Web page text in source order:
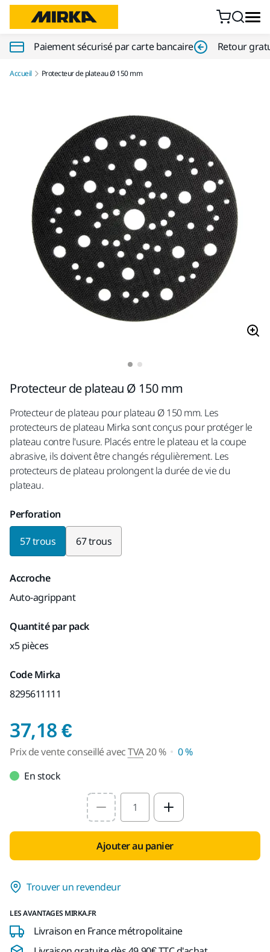
Paiement sécurisé par carte bancaire Retour
Accueil Protecteur de plateau Ø 150 mm
Protecteur de plateau Ø 150 mm
Protecteur de plateau pour plateau Ø 150 mm. Les
protecteurs de plateau Mirka sont conçus pour protéger le
plateau contre l'usure. Placés entre le plateau et la coupe
abrasive, ils doivent être changés régulièrement. Les
protecteurs de plateau prolongent la durée de vie du
plateau.
Perforation
57 trous 67 trous
Accroche
Auto-agrippant
Quantité par pack
x5 pièces
Code Mirka
8295611111
37,18 €Prix de vente
Prix de vente conseillé avecTVA20 %
0 %
En stock
Select quantity value
Ajouter au panier
Trouver un revendeur
LES AVANTAGES MIRKA.FR
Livraison en France métropolitaine